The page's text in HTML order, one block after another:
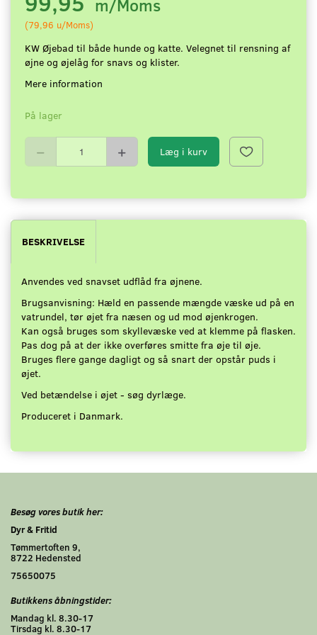
m/Moms
(79,96 u/Moms)
KW Øjebad til både hunde og katte. Velegnet til rensning af
øjne og øjelåg for snavs og klister.
Mere information
På lager
Læg i kurv
BESKRIVELSE
Anvendes ved snavset udflåd fra øjnene.
Brugsanvisning: Hæld en passende mængde væske ud på en
vatrundel, tør øjet fra næsen og ud mod øjenkrogen.
Kan også bruges som skyllevæske ved at klemme på flasken.
Pas dog på at der ikke overføres smitte fra øje til øje.
Bruges flere gange dagligt og så snart der opstår puds i
øjet.
Ved betændelse i øjet - søg dyrlæge.
Produceret i Danmark.
Besøg vores butik her:
Dyr & Fritid
Tømmertoften 9,
8722 Hedensted
75650075
Butikkens åbningstider:
Mandag kl. 8.30-17
Tirsdag kl. 8.30-17